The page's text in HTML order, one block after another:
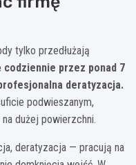
tylko przedłużają
przez ponad 7
deratyzacja.
podwieszanym,
dużej powierzchni.
deratyzacja — pracują na